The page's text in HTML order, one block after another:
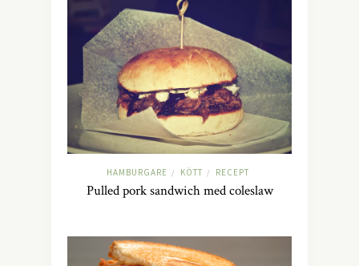
HAMBURGARE / KÖTT / RECEPT
Pulled pork sandwich med coleslaw